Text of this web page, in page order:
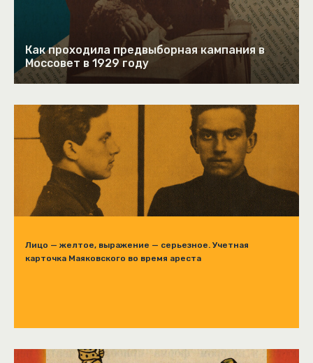
Как проходила предвыборная кампания в
Моссовет в 1929 году
Лицо — желтое, выражение — серьезное. Учетная
карточка Маяковского во время ареста